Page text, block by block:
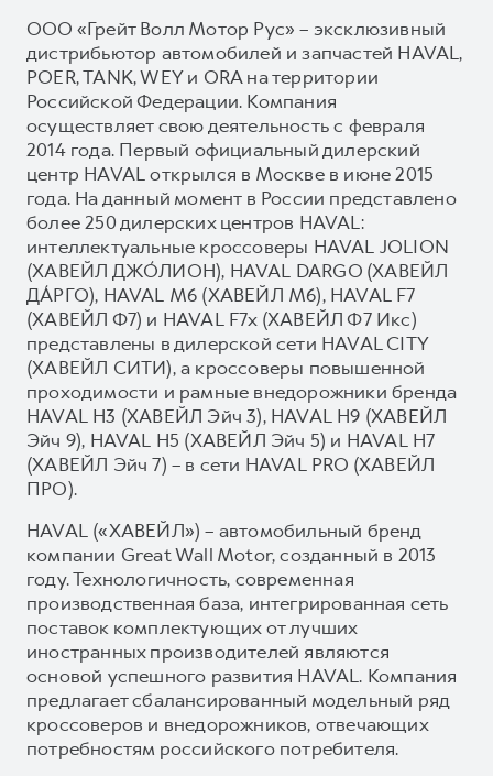
ООО «Грейт Волл Мотор Рус» – эксклюзивный
дистрибьютор автомобилей и запчастей HAVAL,
POER, TANK, WEY и ORA на территории
Российской Федерации. Компания
осуществляет свою деятельность с февраля
2014 года. Первый официальный дилерский
центр HAVAL открылся в Москве в июне 2015
года. На данный момент в России представлено
более 250 дилерских центров HAVAL:
интеллектуальные кроссоверы HAVAL JOLION
(ХАВЕЙЛ ДЖО́ЛИОН), HAVAL DARGO (ХАВЕЙЛ
ДА́РГО), HAVAL М6 (ХАВЕЙЛ M6), HAVAL F7
(ХАВЕЙЛ Ф7) и HAVAL F7x (ХАВЕЙЛ Ф7 Икс)
представлены в дилерской сети HAVAL CITY
(ХАВЕЙЛ СИТИ), а кроссоверы повышенной
проходимости и рамные внедорожники бренда
HAVAL H3 (ХАВЕЙЛ Эйч 3), HAVAL H9 (ХАВЕЙЛ
Эйч 9), HAVAL H5 (ХАВЕЙЛ Эйч 5) и HAVAL H7
(ХАВЕЙЛ Эйч 7) – в сети HAVAL PRO (ХАВЕЙЛ
ПРО).
HAVAL («ХАВЕЙЛ») – автомобильный бренд
компании Great Wall Motor, созданный в 2013
году. Технологичность, современная
производственная база, интегрированная сеть
поставок комплектующих от лучших
иностранных производителей являются
основой успешного развития HAVAL. Компания
предлагает сбалансированный модельный ряд
кроссоверов и внедорожников, отвечающих
потребностям российского потребителя.